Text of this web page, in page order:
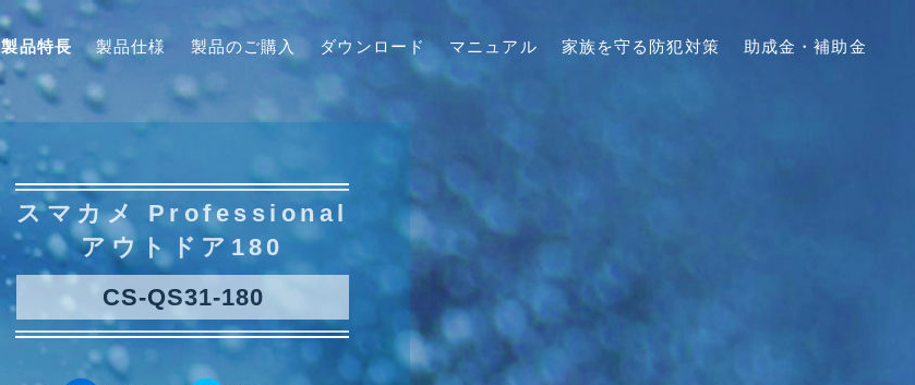
製品特長 製品仕様 製品のご購入 ダウンロード マニュアル 家族を守る防犯対策 助成金・補助金
スマカメ Professional
アウトドア180
CS-QS31-180